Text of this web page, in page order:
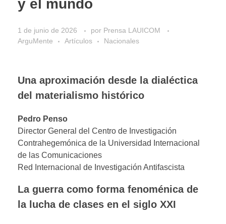
y el mundo
1 de junio de 2026 por Prensa LAUICOM
ArguMente
Artículos Nacionales
Una aproximación desde la dialéctica
del materialismo histórico
Pedro Penso
Director General del Centro de Investigación
Contrahegemónica de la Universidad Internacional
de las Comunicaciones
Red Internacional de Investigación Antifascista
La guerra como forma fenoménica de
la lucha de clases en el siglo XXI